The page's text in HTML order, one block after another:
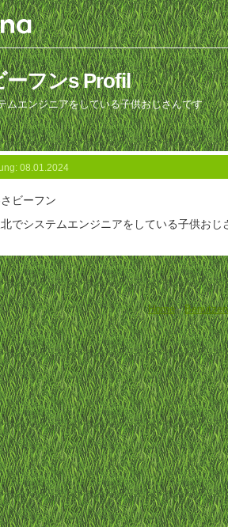
ーフンs Profil
ムエンジニアをしている子供おじさんです
08.01.2024
ビーフン
でシステムエンジニアをしている子供おじ
Home-